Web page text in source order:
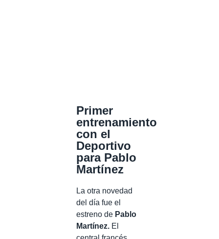
Primer
entrenamiento
con el
Deportivo
para Pablo
Martínez
La otra novedad
del día fue el
estreno de Pablo
Martínez. El